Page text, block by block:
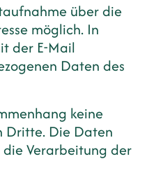
über die
möglich. In
der E-Mail
Daten des
keine
Dritte. Die Daten
Verarbeitung der